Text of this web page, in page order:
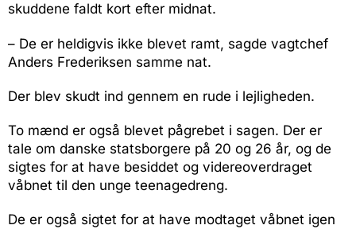
skuddene faldt kort efter midnat.
– De er heldigvis ikke blevet ramt, sagde vagtchef
Anders Frederiksen samme nat.
Der blev skudt ind gennem en rude i lejligheden.
To mænd er også blevet pågrebet i sagen. Der er
tale om danske statsborgere på 20 og 26 år, og de
sigtes for at have besiddet og videreoverdraget
våbnet til den unge teenagedreng.
De er også sigtet for at have modtaget våbnet igen